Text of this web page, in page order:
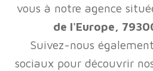
vous à notre agence
de l'Europe,
Suivez-nous
sociaux pour découvrir